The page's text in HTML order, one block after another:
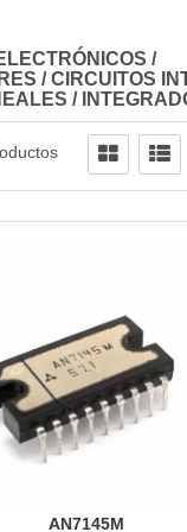
/
/CIRCUITOS
/
AN7145M